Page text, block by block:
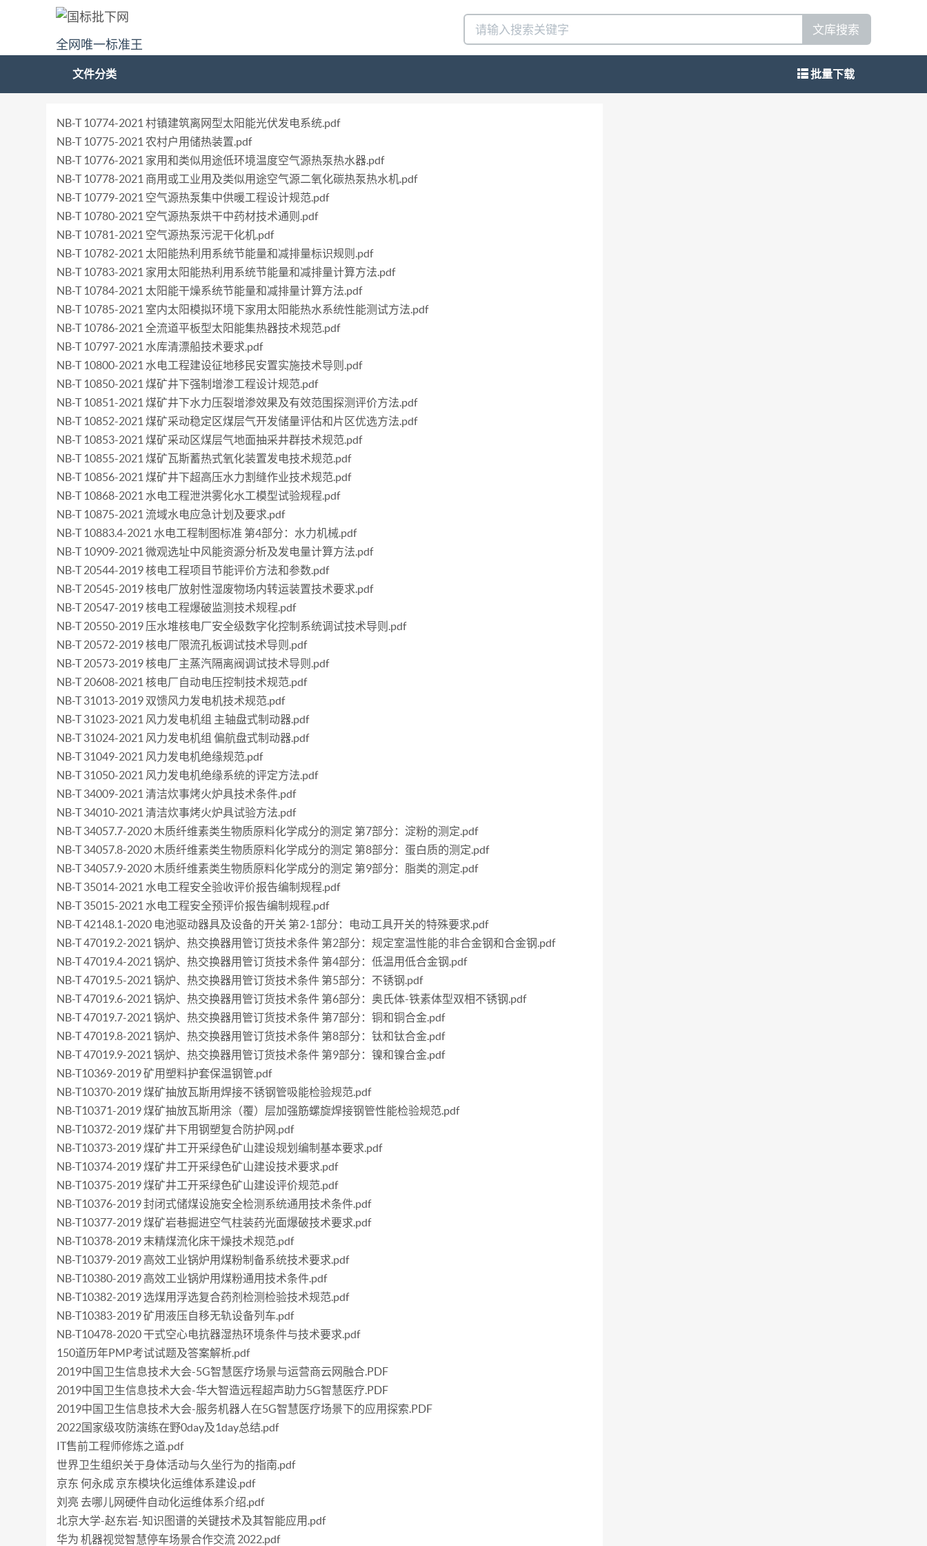
全网唯一标准王
文库搜索
文件分类 批量下载
NB-T 10774-2021 村镇建筑离网型太阳能光伏发电系统.pdf
NB-T 10775-2021 农村户用储热装置.pdf
NB-T 10776-2021 家用和类似用途低环境温度空气源热泵热水器.pdf
NB-T 10778-2021 商用或工业用及类似用途空气源二氧化碳热泵热水机.pdf
NB-T 10779-2021 空气源热泵集中供暖工程设计规范.pdf
NB-T 10780-2021 空气源热泵烘干中药材技术通则.pdf
NB-T 10781-2021 空气源热泵污泥干化机.pdf
NB-T 10782-2021 太阳能热利用系统节能量和减排量标识规则.pdf
NB-T 10783-2021 家用太阳能热利用系统节能量和减排量计算方法.pdf
NB-T 10784-2021 太阳能干燥系统节能量和减排量计算方法.pdf
NB-T 10785-2021 室内太阳模拟环境下家用太阳能热水系统性能测试方法.pdf
NB-T 10786-2021 全流道平板型太阳能集热器技术规范.pdf
NB-T 10797-2021 水库清漂船技术要求.pdf
NB-T 10800-2021 水电工程建设征地移民安置实施技术导则.pdf
NB-T 10850-2021 煤矿井下强制增渗工程设计规范.pdf
NB-T 10851-2021 煤矿井下水力压裂增渗效果及有效范围探测评价方法.pdf
NB-T 10852-2021 煤矿采动稳定区煤层气开发储量评估和片区优选方法.pdf
NB-T 10853-2021 煤矿采动区煤层气地面抽采井群技术规范.pdf
NB-T 10855-2021 煤矿瓦斯蓄热式氧化装置发电技术规范.pdf
NB-T 10856-2021 煤矿井下超高压水力割缝作业技术规范.pdf
NB-T 10868-2021 水电工程泄洪雾化水工模型试验规程.pdf
NB-T 10875-2021 流域水电应急计划及要求.pdf
NB-T 10883.4-2021 水电工程制图标准 第4部分：水力机械.pdf
NB-T 10909-2021 微观选址中风能资源分析及发电量计算方法.pdf
NB-T 20544-2019 核电工程项目节能评价方法和参数.pdf
NB-T 20545-2019 核电厂放射性湿废物场内转运装置技术要求.pdf
NB-T 20547-2019 核电工程爆破监测技术规程.pdf
NB-T 20550-2019 压水堆核电厂安全级数字化控制系统调试技术导则.pdf
NB-T 20572-2019 核电厂限流孔板调试技术导则.pdf
NB-T 20573-2019 核电厂主蒸汽隔离阀调试技术导则.pdf
NB-T 20608-2021 核电厂自动电压控制技术规范.pdf
NB-T 31013-2019 双馈风力发电机技术规范.pdf
NB-T 31023-2021 风力发电机组 主轴盘式制动器.pdf
NB-T 31024-2021 风力发电机组 偏航盘式制动器.pdf
NB-T 31049-2021 风力发电机绝缘规范.pdf
NB-T 31050-2021 风力发电机绝缘系统的评定方法.pdf
NB-T 34009-2021 清洁炊事烤火炉具技术条件.pdf
NB-T 34010-2021 清洁炊事烤火炉具试验方法.pdf
NB-T 34057.7-2020 木质纤维素类生物质原料化学成分的测定 第7部分：淀粉的测定.pdf
NB-T 34057.8-2020 木质纤维素类生物质原料化学成分的测定 第8部分：蛋白质的测定.pdf
NB-T 34057.9-2020 木质纤维素类生物质原料化学成分的测定 第9部分：脂类的测定.pdf
NB-T 35014-2021 水电工程安全验收评价报告编制规程.pdf
NB-T 35015-2021 水电工程安全预评价报告编制规程.pdf
NB-T 42148.1-2020 电池驱动器具及设备的开关 第2-1部分：电动工具开关的特殊要求.pdf
NB-T 47019.2-2021 锅炉、热交换器用管订货技术条件 第2部分：规定室温性能的非合金钢和合金钢.pdf
NB-T 47019.4-2021 锅炉、热交换器用管订货技术条件 第4部分：低温用低合金钢.pdf
NB-T 47019.5-2021 锅炉、热交换器用管订货技术条件 第5部分：不锈钢.pdf
NB-T 47019.6-2021 锅炉、热交换器用管订货技术条件 第6部分：奥氏体-铁素体型双相不锈钢.pdf
NB-T 47019.7-2021 锅炉、热交换器用管订货技术条件 第7部分：铜和铜合金.pdf
NB-T 47019.8-2021 锅炉、热交换器用管订货技术条件 第8部分：钛和钛合金.pdf
NB-T 47019.9-2021 锅炉、热交换器用管订货技术条件 第9部分：镍和镍合金.pdf
NB-T10369-2019 矿用塑料护套保温钢管.pdf
NB-T10370-2019 煤矿抽放瓦斯用焊接不锈钢管吸能检验规范.pdf
NB-T10371-2019 煤矿抽放瓦斯用涂（覆）层加强筋螺旋焊接钢管性能检验规范.pdf
NB-T10372-2019 煤矿井下用钢塑复合防护网.pdf
NB-T10373-2019 煤矿井工开采绿色矿山建设规划编制基本要求.pdf
NB-T10374-2019 煤矿井工开采绿色矿山建设技术要求.pdf
NB-T10375-2019 煤矿井工开采绿色矿山建设评价规范.pdf
NB-T10376-2019 封闭式储煤设施安全检测系统通用技术条件.pdf
NB-T10377-2019 煤矿岩巷掘进空气柱装药光面爆破技术要求.pdf
NB-T10378-2019 末精煤流化床干燥技术规范.pdf
NB-T10379-2019 高效工业锅炉用煤粉制备系统技术要求.pdf
NB-T10380-2019 高效工业锅炉用煤粉通用技术条件.pdf
NB-T10382-2019 选煤用浮选复合药剂检测检验技术规范.pdf
NB-T10383-2019 矿用液压自移无轨设备列车.pdf
NB-T10478-2020 干式空心电抗器湿热环境条件与技术要求.pdf
150道历年PMP考试试题及答案解析.pdf
2019中国卫生信息技术大会-5G智慧医疗场景与运营商云网融合.PDF
2019中国卫生信息技术大会-华大智造远程超声助力5G智慧医疗.PDF
2019中国卫生信息技术大会-服务机器人在5G智慧医疗场景下的应用探索.PDF
2022国家级攻防演练在野0day及1day总结.pdf
IT售前工程师修炼之道.pdf
世界卫生组织关于身体活动与久坐行为的指南.pdf
京东 何永成 京东模块化运维体系建设.pdf
刘亮 去哪儿网硬件自动化运维体系介绍.pdf
北京大学-赵东岩-知识图谱的关键技术及其智能应用.pdf
华为 机器视觉智慧停车场景合作交流 2022.pdf